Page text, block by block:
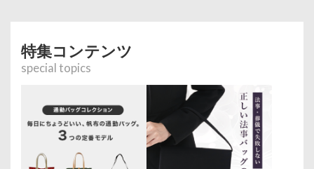
特集コンテンツ
special topics